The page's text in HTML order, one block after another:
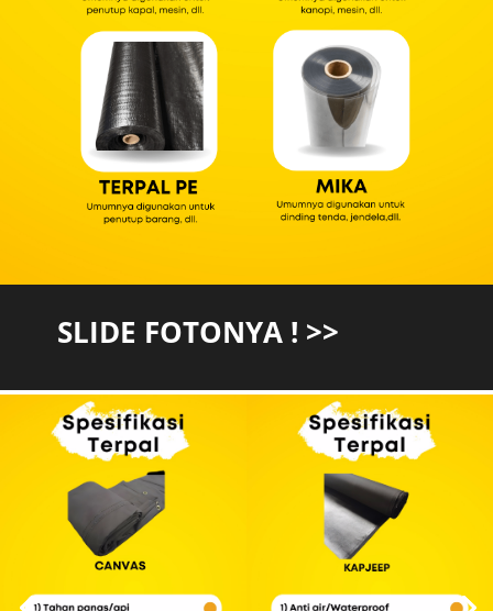
SLIDE FOTONYA ! >>